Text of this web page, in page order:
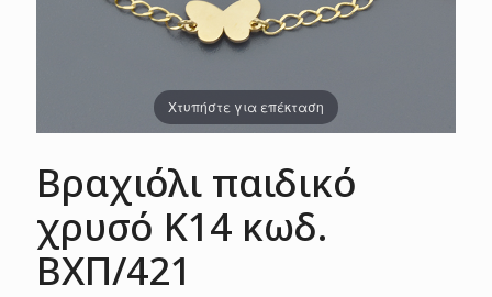
Χτυπήστε για επέκταση
Βραχιόλι παιδικό
χρυσό Κ14 κωδ.
ΒΧΠ/421